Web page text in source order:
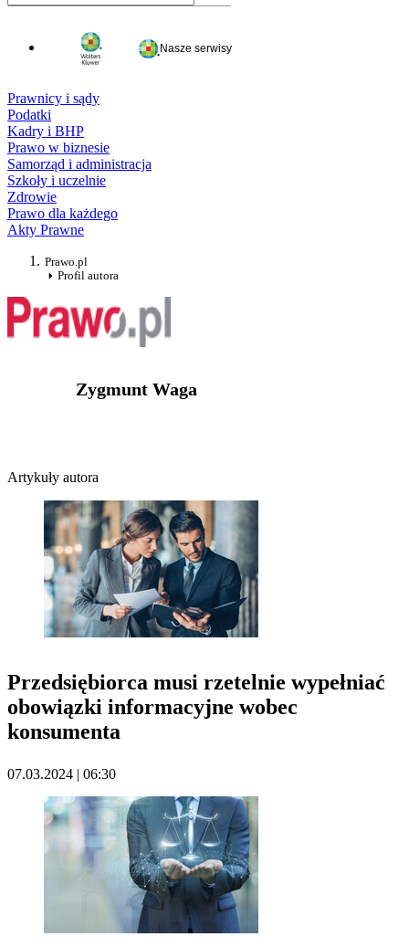
Nasze serwisy
Prawnicy i sądy
Podatki
Kadry i BHP
Prawo w biznesie
Samorząd i administracja
Szkoły i uczelnie
Zdrowie
Prawo dla każdego
Akty Prawne
Prawo.pl
Profil autora
Zygmunt Waga
Artykuły autora
Przedsiębiorca musi rzetelnie wypełniać
obowiązki informacyjne wobec
konsumenta
07.03.2024 | 06:30